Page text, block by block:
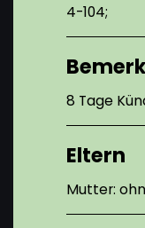
4-104;
8 Tage
Eltern
Mutter: